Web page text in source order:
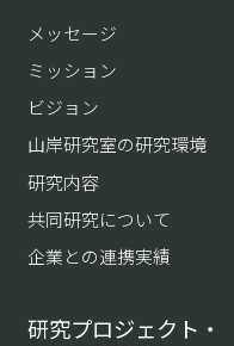
メッセージ
ミッション
ビジョン
山岸研究室の研究環境
研究内容
共同研究について
企業との連携実績
研究プロジェクト・